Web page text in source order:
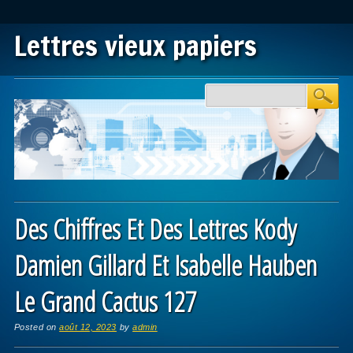
Lettres vieux papiers
Main menu
Des Chiffres Et Des Lettres Kody
Damien Gillard Et Isabelle Hauben
Le Grand Cactus 127
Posted onaoût 12, 2023 byadmin